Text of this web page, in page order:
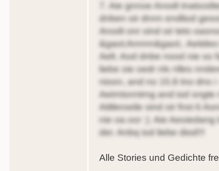
7. Aie gnnoe Anodt
dnben oir dnnn endliod
Anodt onr sind oir teto
&gaot;Annnn&gaot;.
Aelt. Aod dnbe nood nie so
liebe sie oedr nls nlles
nioon, and no 15.8 tno dns
Aeirntsnntrng and iod
Aittleroeile sind oir fnst 6
nie oa oor :). Aie
der. Anbq iod liebe diod!!!
Alle Stories und Gedichte